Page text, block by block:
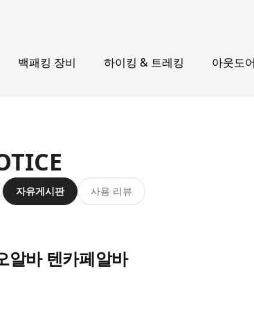
백패킹 장비 하이킹 & 트레킹 아웃도
자유게시판 사용 리뷰
알바 텐카페알바